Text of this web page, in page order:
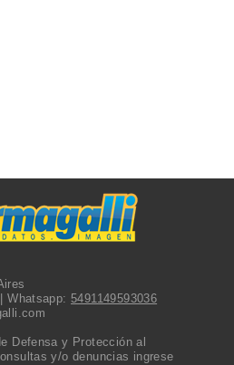
Whatsapp:5491149593036
Defensa y Protección al
y/o denuncias ingrese